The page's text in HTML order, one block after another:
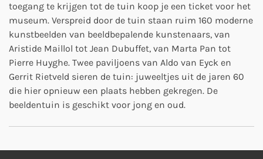
toegang te krijgen tot de tuin koop je een ticket voor het
museum. Verspreid door de tuin staan ruim 160 moderne
kunstbeelden van beeldbepalende kunstenaars, van
Aristide Maillol tot Jean Dubuffet, van Marta Pan tot
Pierre Huyghe. Twee paviljoens van Aldo van Eyck en
Gerrit Rietveld sieren de tuin: juweeltjes uit de jaren 60
die hier opnieuw een plaats hebben gekregen. De
beeldentuin is geschikt voor jong en oud.